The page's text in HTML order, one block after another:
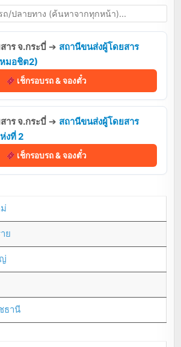
าร จ.กระบี่ ➔ สถานีขนส่งผู้โดยสาร
หมอชิต2)
เช็กรอบรถ & จองตั๋ว
าร จ.กระบี่ ➔ สถานีขนส่งผู้โดยสาร
งที่ 2
เช็กรอบรถ & จองตั๋ว
ย
ธานี